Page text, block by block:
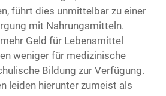
führt dies unmittelbar zu einer
mit Nahrungsmitteln.
Geld für Lebensmittel
weniger für medizinische
Bildung zur Verfügung.
leiden hierunter zumeist als